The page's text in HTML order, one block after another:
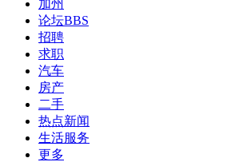
加州
论坛BBS
招聘
求职
汽车
房产
二手
热点新闻
生活服务
更多